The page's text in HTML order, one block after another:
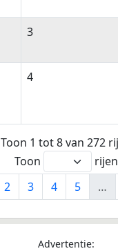
3
4
Toon 1 tot 8 van 272
Toon
rijen
2 3 4 5 …
Advertentie: